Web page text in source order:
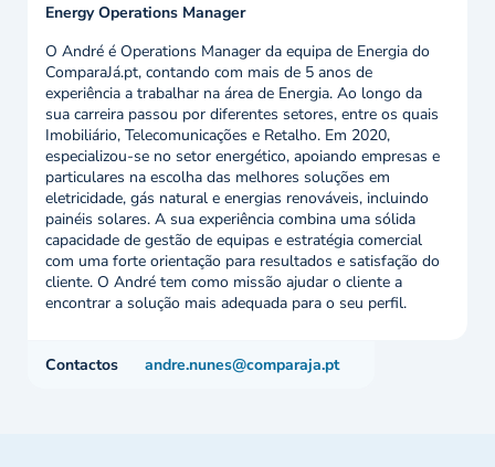
Energy Operations Manager
O André é Operations Manager da equipa de Energia do
ComparaJá.pt, contando com mais de 5 anos de
experiência a trabalhar na área de Energia. Ao longo da
sua carreira passou por diferentes setores, entre os quais
Imobiliário, Telecomunicações e Retalho. Em 2020,
especializou-se no setor energético, apoiando empresas e
particulares na escolha das melhores soluções em
eletricidade, gás natural e energias renováveis, incluindo
painéis solares. A sua experiência combina uma sólida
capacidade de gestão de equipas e estratégia comercial
com uma forte orientação para resultados e satisfação do
cliente. O André tem como missão ajudar o cliente a
encontrar a solução mais adequada para o seu perfil.
Contactos andre.nunes@comparaja.pt